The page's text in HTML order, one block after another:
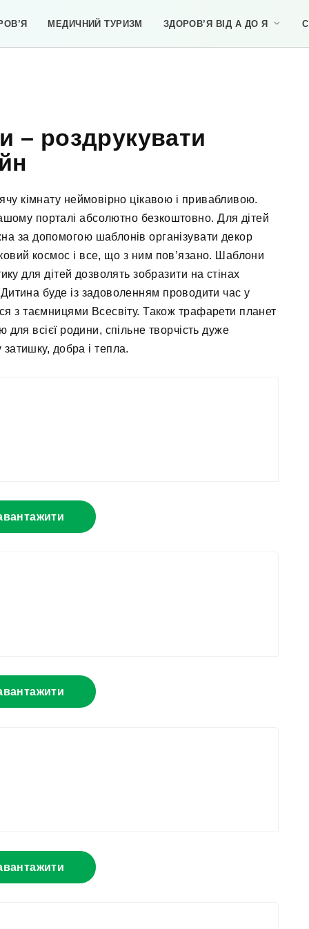
МЕДИЧНИЙ ТУРИЗМ ЗДОРОВ’Я ВІД А ДО Я
– роздрукувати
кімнату неймовірно цікавою і привабливою.
порталі абсолютно безкоштовно. Для дітей
за допомогою шаблонів організувати декор
космос і все, що з ним пов’язано. Шаблони
для дітей дозволять зобразити на стінах
Дитина буде із задоволенням проводити час у
з таємницями Всесвіту. Також трафарети планет
всієї родини, спільне творчість дуже
добра і тепла.